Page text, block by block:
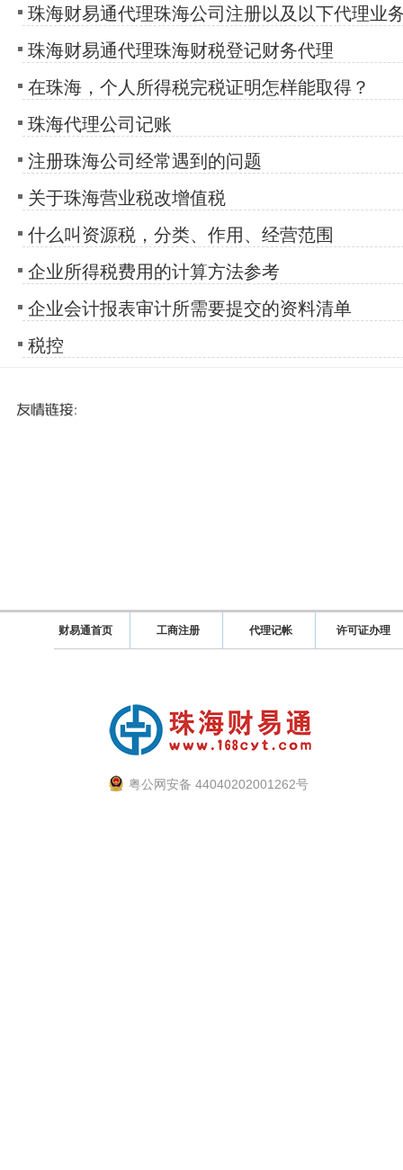
珠海财易通代理珠海公司注册以及以下代理业
珠海财易通代理珠海财税登记财务代理
在珠海，个人所得税完税证明怎样能取得？
珠海代理公司记账
注册珠海公司经常遇到的问题
关于珠海营业税改增值税
什么叫资源税，分类、作用、经营范围
企业所得税费用的计算方法参考
企业会计报表审计所需要提交的资料清单
税控
财易通首页 工商注册 代理记帐 许可证办理
粤公网安备 44040202001262号